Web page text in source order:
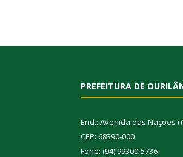
PREFEITURA DE
End.: Avenida das Nações
CEP: 68390-000
Fone: (94) 99300-5736